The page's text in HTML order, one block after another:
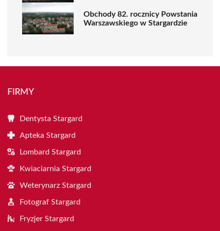
Obchody 82. rocznicy Powstania
Warszawskiego w Stargardzie
FIRMY
Dentysta Stargard
Apteka Stargard
Lombard Stargard
Kwiaciarnia Stargard
Weterynarz Stargard
Fotograf Stargard
Fryzjer Stargard